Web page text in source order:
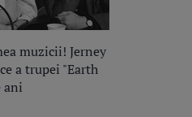
muzicii! Jerney
a trupei "Earth
ani